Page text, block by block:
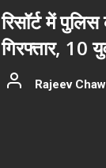
रिसॉर्ट में
गिरफ्तार, 10
Rajeev